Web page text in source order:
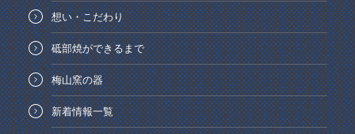
想い・こだわり
砥部焼ができるまで
梅山窯の器
新着情報一覧